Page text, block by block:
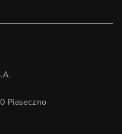
Piaseczno